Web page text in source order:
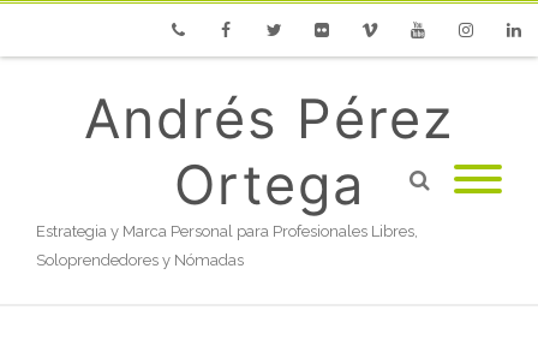
Andrés Pérez
Ortega
Estrategia y Marca Personal para Profesionales Libres,
Soloprendedores y Nómadas